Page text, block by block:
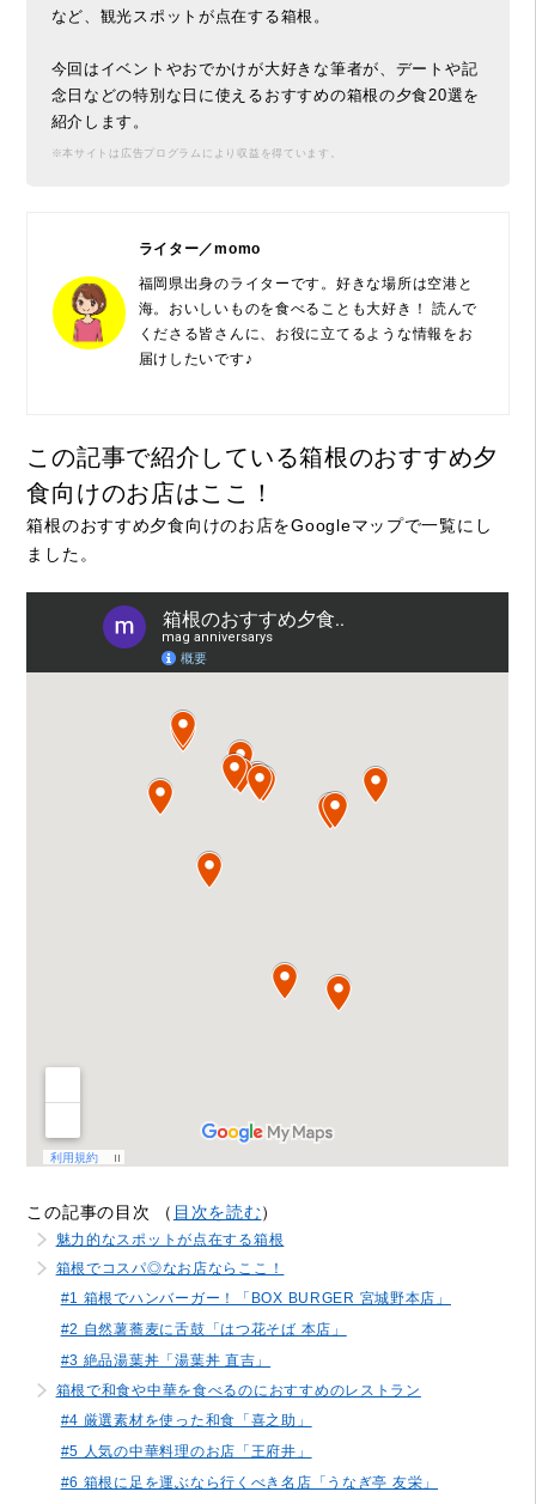
など、観光スポットが点在する箱根。
今回はイベントやおでかけが大好きな筆者が、デートや記
念日などの特別な日に使えるおすすめの箱根の夕食20選を
紹介します。
※本サイトは広告プログラムにより収益を得ています。
ライター／momo
福岡県出身のライターです。好きな場所は空港と
海。おいしいものを食べることも大好き！ 読んで
くださる皆さんに、お役に立てるような情報をお
届けしたいです♪
この記事で紹介している箱根のおすすめ夕
食向けのお店はここ！
箱根のおすすめ夕食向けのお店をGoogleマップで一覧にし
ました。
この記事の目次 （ 目次を読む）
魅力的なスポットが点在する箱根
箱根でコスパ◎なお店ならここ！
#1 箱根でハンバーガー！「BOX BURGER 宮城野本店」
#2 自然薯蕎麦に舌鼓「はつ花そば 本店」
#3 絶品湯葉丼「湯葉丼 直吉」
箱根で和食や中華を食べるのにおすすめのレストラン
#4 厳選素材を使った和食「喜之助」
#5 人気の中華料理のお店「王府井」
#6 箱根に足を運ぶなら行くべき名店「うなぎ亭 友栄」